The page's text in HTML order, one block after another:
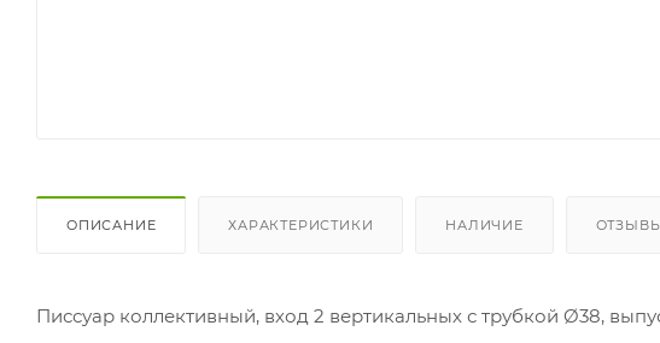
ОПИСАНИЕ ХАРАКТЕРИСТИКИ НАЛИЧИЕ
Писсуар коллективный, вход 2 вертикальных с трубкой Ø38,